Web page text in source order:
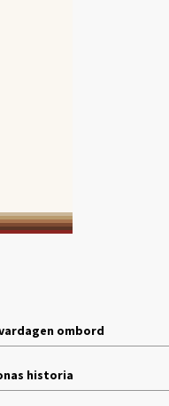
ombord
historia